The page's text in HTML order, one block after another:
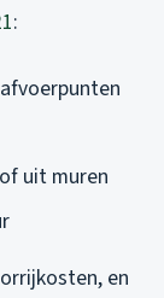
:
uit muren
en